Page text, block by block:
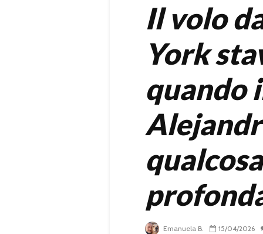
Il volo
York
quando
Emanuela B. 15/04/2026